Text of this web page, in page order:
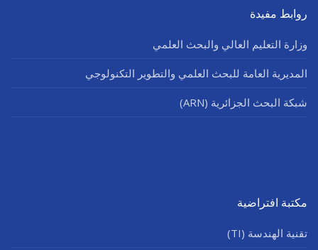
روابط مفيدة
وزارة التعليم العالي والبحث العلمي
المديرية العامة للبحث العلمي والتطوير التكنولوجي
شبكة البحث الجزائرية (ARN)
مكتبة افتراضية
تقنية الهندسة (TI)